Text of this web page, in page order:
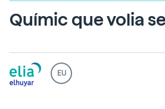
Químic que volia
EU